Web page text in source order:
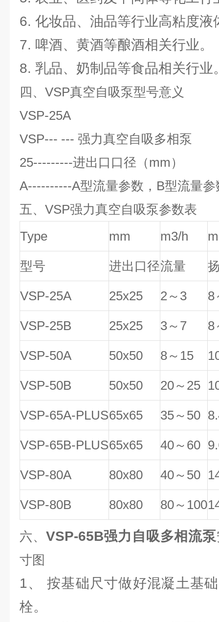
6. 化妆品、油品等行业高粘度液
7. 啤酒、黄酒等酿酒相关行业。
8. 乳品、奶制品等食品相关行业
四、VSP真空自吸泵型号意义
VSP-25A
VSP--- --- 强力真空自吸多相泵
25---------进出口口径（mm）
A----------A型流量参数，B型流量
五、 VSP强力真空自吸泵参数表
Type
mm m3/h m
型号 进出口径流量
VSP-25A 25x25 2～3 8
VSP-25B 25x25 3～7 8
VSP-50A 50x50 8～15
VSP-50B 50x50 20～25
VSP-65A-PLUS65x65 35～50
VSP-65B-PLUS65x65 40～60
VSP-80A 80x80 40～50
VSP-80B 80x80 80～100
六、 VSP-65B强力自吸多相流泵
寸图
1、 按基础尺寸做好混凝土基
栓。